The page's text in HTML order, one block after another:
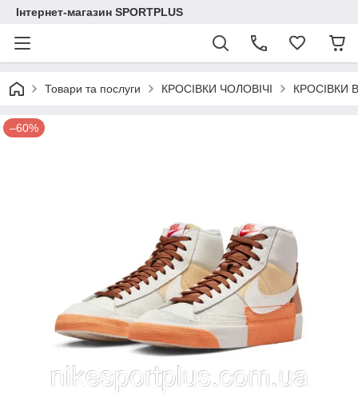
Інтернет-магазин SPORTPLUS
Товари та послуги КРОСІВКИ ЧОЛОВІЧІ КРОСІВКИ
–60%